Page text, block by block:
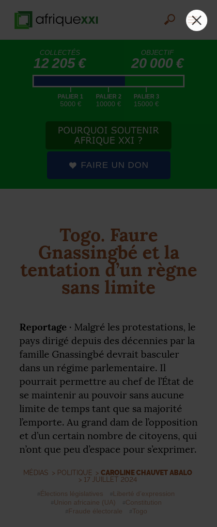
COLLECTÉS
12 205 €
OBJECTIF
20 000 €
|
PALIER 1
5000 €
|
PALIER 2
10000 €
|
PALIER 3
15000 €
FAIRE UN DON
Togo. Faure
Gnassingbé et la
tentation d’un règne
sans limite
Reportage · Malgré les protestations, le
pays dirigé depuis des décennies par la
famille Gnassingbé devrait basculer
dans un régime parlementaire. Il
pourrait permettre au chef de l’État de
se maintenir au pouvoir sans aucune
limite de temps tant que sa majorité
l’emporte. Au grand dam de l’opposition
et d’un certain nombre de citoyens, qui
n’ont que peu d’espace pour s’exprimer.
MÉDIAS > POLITIQUE >CAROLINE CHAUVET ABALO
> 17 JUILLET 2024
Élections législatives
Liberté d’expression
Union africaine (UA)
Constitution
Fraude électorale
Togo